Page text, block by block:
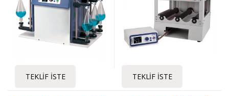
TEKLIF İSTE TEKLIF İSTE